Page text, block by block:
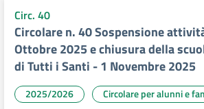
Circ. 40
Circolare n. 40 Sospensione
Ottobre 2025 e chiusura della
di Tutti i Santi - 1 Novembre 2025
2025/2026
Circolare per alunni e